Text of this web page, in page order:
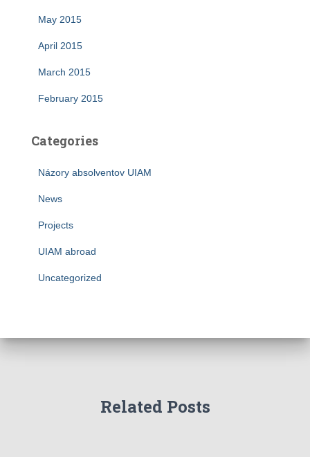
May 2015
April 2015
March 2015
February 2015
Categories
Názory absolventov UIAM
News
Projects
UIAM abroad
Uncategorized
Related Posts